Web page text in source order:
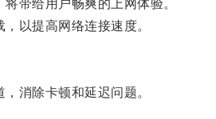
带给用户畅爽的上网体验。
以提高网络连接速度。
消除卡顿和延迟问题。